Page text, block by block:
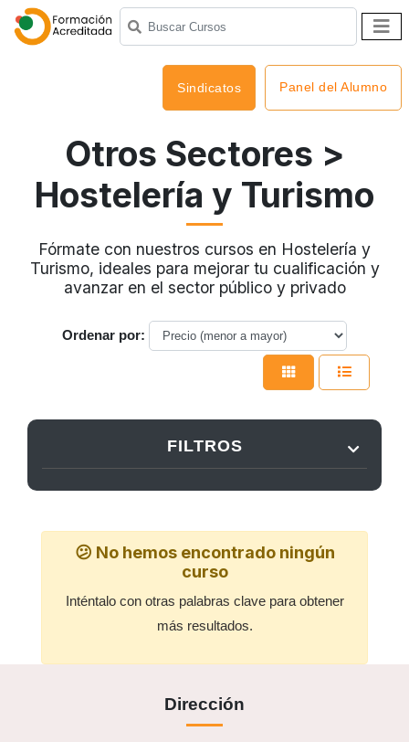
Sindicatos Panel del Alumno
Otros Sectores >
Hostelería y Turismo
Fórmate con nuestros cursos en Hostelería y
Turismo, ideales para mejorar tu cualificación y
avanzar en el sector público y privado
Ordenar por:
FILTROS
😕 No hemos encontrado ningún
curso
Inténtalo con otras palabras clave para obtener
más resultados.
Dirección